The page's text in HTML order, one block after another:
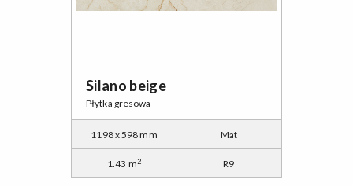
Silano beige
Płytka gresowa
1198 x 598 mm Mat
1.43 m2 R9